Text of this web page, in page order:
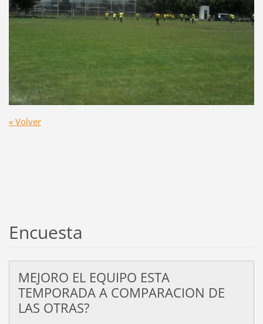
« Volver
Encuesta
MEJORO EL EQUIPO ESTA
TEMPORADA A COMPARACION DE
LAS OTRAS?